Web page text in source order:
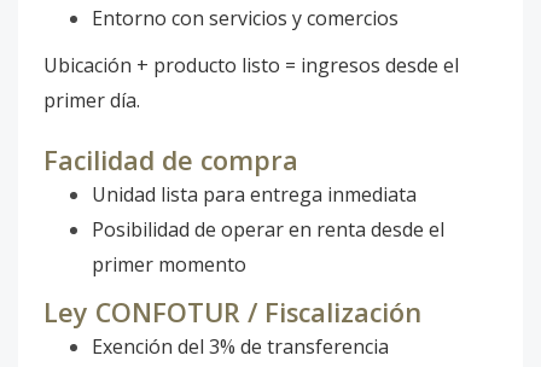
Entorno con servicios y comercios
Ubicación + producto listo = ingresos desde el
primer día.
Facilidad de compra
Unidad lista para entrega inmediata
Posibilidad de operar en renta desde el
primer momento
Ley CONFOTUR / Fiscalización
Exención del 3% de transferencia